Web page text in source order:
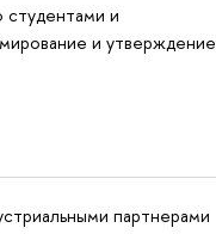
студентами и
и утверждение
партнерами